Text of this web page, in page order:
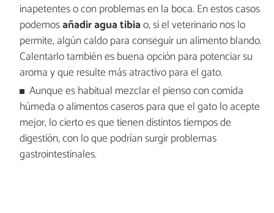
inapetentes o con problemas en la boca. En estos casos
podemosañadir agua tibiao, si el veterinario nos lo
permite, algún caldo para conseguir un alimento blando.
Calentarlo también es buena opción para potenciar su
aroma y que resulte más atractivo para el gato.
Aunque es habitual mezclar el pienso con comida
húmeda o alimentos caseros para que el gato lo acepte
mejor, lo cierto es que tienen distintos tiempos de
digestión, con lo que podrían surgir problemas
gastrointestinales.